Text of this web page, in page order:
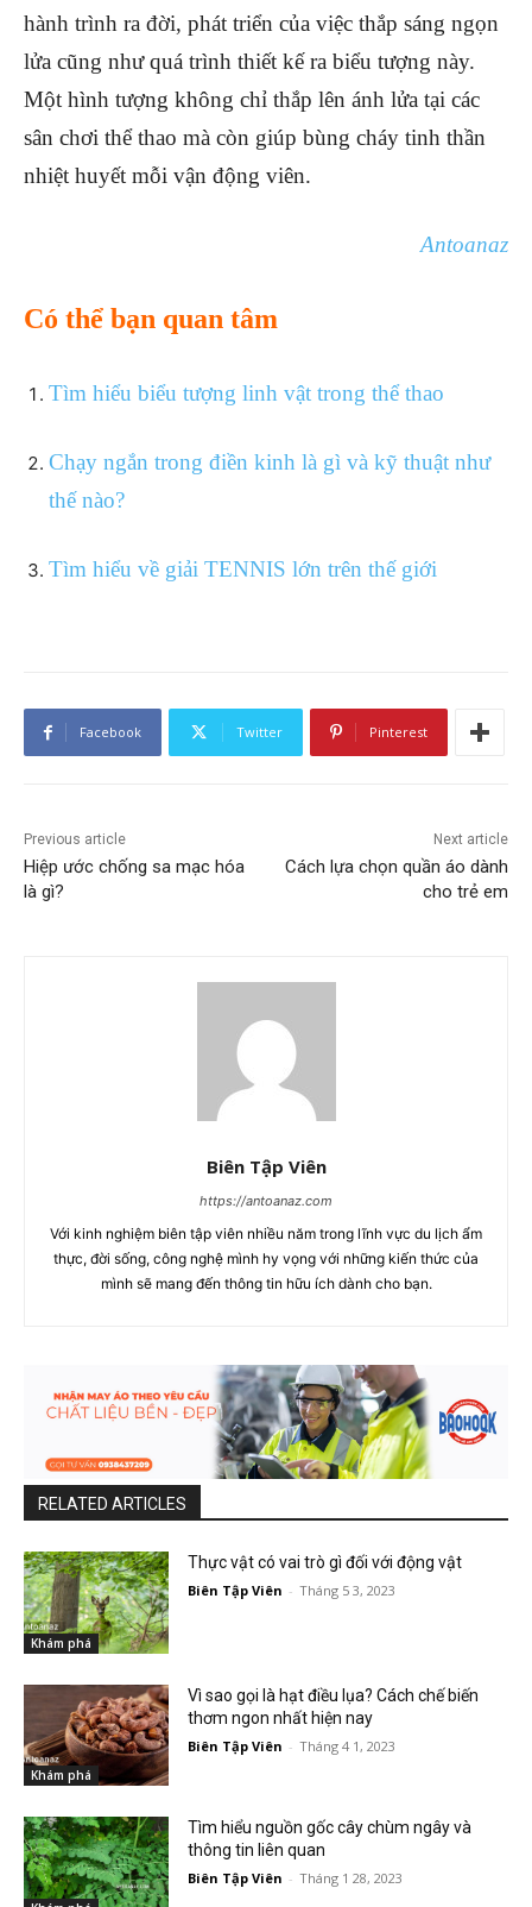
hành trình ra đời, phát triển của việc thắp sáng ngọn
lửa cũng như quá trình thiết kế ra biểu tượng này.
Một hình tượng không chỉ thắp lên ánh lửa tại các
sân chơi thể thao mà còn giúp bùng cháy tinh thần
nhiệt huyết mỗi vận động viên.
Antoanaz
Có thể bạn quan tâm
Tìm hiểu biểu tượng linh vật trong thể thao
Chạy ngắn trong điền kinh là gì và kỹ thuật như
thế nào?
Tìm hiểu về giải TENNIS lớn trên thế giới
Facebook Twitter Pinterest
Previous article
Hiệp ước chống sa mạc hóa
là gì?
Next article
Cách lựa chọn quần áo dành
cho trẻ em
Biên Tập Viên
https://antoanaz.com
Với kinh nghiệm biên tập viên nhiều năm trong lĩnh vực du lịch ẩm
thực, đời sống, công nghệ mình hy vọng với những kiến thức của
mình sẽ mang đến thông tin hữu ích dành cho bạn.
RELATED ARTICLES
Khám phá
Thực vật có vai trò gì đối với động vật
Biên Tập Viên - Tháng 5 3, 2023
Khám phá
Vì sao gọi là hạt điều lụa? Cách chế biến
thơm ngon nhất hiện nay
Biên Tập Viên - Tháng 4 1, 2023
Tìm hiểu nguồn gốc cây chùm ngây và
thông tin liên quan
Biên Tập Viên - Tháng 1 28, 2023